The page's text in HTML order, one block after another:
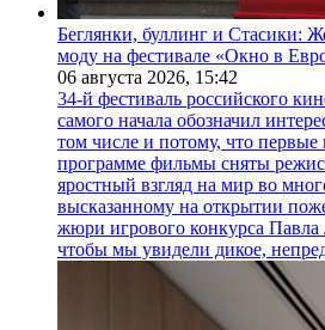
Беглянки, буллинг и Стасики:
моду на фестивале «Окно в
06 августа 2026, 15:42
34-й фестиваль российского
самого начала обозначил
том числе и потому, что первые
программе фильмы сняты
яростный взгляд на мир во
высказанному на открытии
жюри игрового конкурса Павла
чтобы мы увидели дикое,